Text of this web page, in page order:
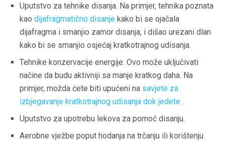
Uputstvo za tehnike disanja. Na primjer, tehnika poznata
kao dijafragmatično disanje kako bi se ojačala
dijafragma i smanjio zamor disanja, i dišao urezani dlan
kako bi se smanjio osjećaj kratkotrajnog udisanja.
Tehnike konzervacije energije. Ovo može uključivati ​​
načine da budu aktivniji sa manje kratkog daha. Na
primjer, možda ćete biti upućeni na savjete za
izbjegavanje kratkotrajnog udisanja dok jedete .
Uputstvo za upotrebu lekova za pomoć disanju.
Aerobne vježbe poput hodanja na trčanju ili korištenju